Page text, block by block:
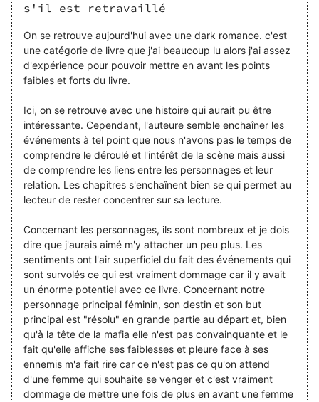
s'il est retravaillé
On se retrouve aujourd'hui avec une dark romance. c'est
une catégorie de livre que j'ai beaucoup lu alors j'ai assez
d'expérience pour pouvoir mettre en avant les points
faibles et forts du livre.
Ici, on se retrouve avec une histoire qui aurait pu être
intéressante. Cependant, l'auteure semble enchaîner les
événements à tel point que nous n'avons pas le temps de
comprendre le déroulé et l'intérêt de la scène mais aussi
de comprendre les liens entre les personnages et leur
relation. Les chapitres s'enchaînent bien se qui permet au
lecteur de rester concentrer sur sa lecture.
Concernant les personnages, ils sont nombreux et je dois
dire que j'aurais aimé m'y attacher un peu plus. Les
sentiments ont l'air superficiel du fait des événements qui
sont survolés ce qui est vraiment dommage car il y avait
un énorme potentiel avec ce livre. Concernant notre
personnage principal féminin, son destin et son but
principal est "résolu" en grande partie au départ et, bien
qu'à la tête de la mafia elle n'est pas convainquante et le
fait qu'elle affiche ses faiblesses et pleure face à ses
ennemis m'a fait rire car ce n'est pas ce qu'on attend
d'une femme qui souhaite se venger et c'est vraiment
dommage de mettre une fois de plus en avant une femme